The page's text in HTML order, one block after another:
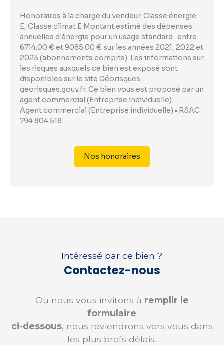
Honoraires à la charge du vendeur. Classe énergie
E, Classe climat E Montant estimé des dépenses
annuelles d'énergie pour un usage standard : entre
6714.00 € et 9085.00 € sur les années 2021, 2022 et
2023 (abonnements compris). Les informations sur
les risques auxquels ce bien est exposé sont
disponibles sur le site Géorisques :
georisques.gouv.fr. Ce bien vous est proposé par un
agent commercial (Entreprise individuelle).
Agent commercial (Entreprise individuelle) • RSAC
794 804 518
Nos honoraires
Intéressé par ce bien ?
Contactez-nous
Ou nous vous invitons à remplir le
formulaire
ci-dessous, nous reviendrons vers vous dans
les plus brefs délais.